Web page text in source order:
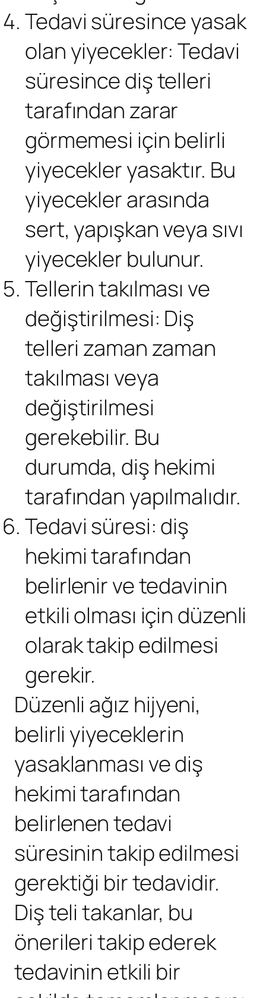
Tedavi süresince yasak
olan yiyecekler: Tedavi
süresince diş telleri
tarafından zarar
görmemesi için belirli
yiyecekler yasaktır. Bu
yiyecekler arasında
sert, yapışkan veya sıvı
yiyecekler bulunur.
Tellerin takılması ve
değiştirilmesi: Diş
telleri zaman zaman
takılması veya
değiştirilmesi
gerekebilir. Bu
durumda, diş hekimi
tarafından yapılmalıdır.
Tedavi süresi: diş
hekimi tarafından
belirlenir ve tedavinin
etkili olması için düzenli
olarak takip edilmesi
gerekir.
Düzenli ağız hijyeni,
belirli yiyeceklerin
yasaklanması ve diş
hekimi tarafından
belirlenen tedavi
süresinin takip edilmesi
gerektiği bir tedavidir.
Diş teli takanlar, bu
önerileri takip ederek
tedavinin etkili bir